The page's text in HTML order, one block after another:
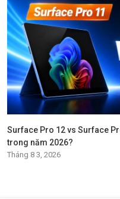
Surface Pro 12 vs Surface
trong năm 2026?
Tháng 8 3, 2026